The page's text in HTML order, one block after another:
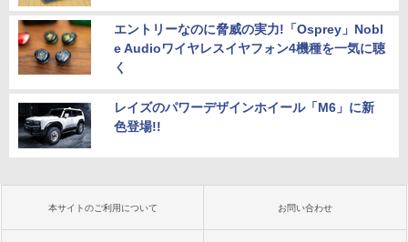
エントリーなのに脅威の実力!「Osprey」Nobl
e Audioワイヤレスイヤフォン4機種を一気に聴
く
レイズのパワーデザインホイール「M6」に新
色登場!!
本サイトのご利用について お問い合わせ